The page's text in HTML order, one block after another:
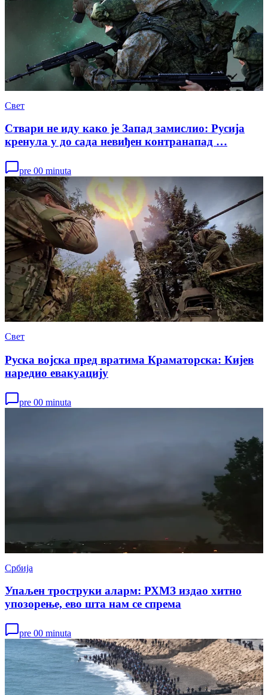
Свет
Ствари не иду како је Запад замислио: Русија
кренула у до сада невиђен контранапад …
pre 00 minuta
Свет
Руска војска пред вратима Краматорска: Кијев
наредио евакуацију
pre 00 minuta
Србија
Упаљен троструки аларм: РХМЗ издао хитно
упозорење, ево шта нам се спрема
pre 00 minuta